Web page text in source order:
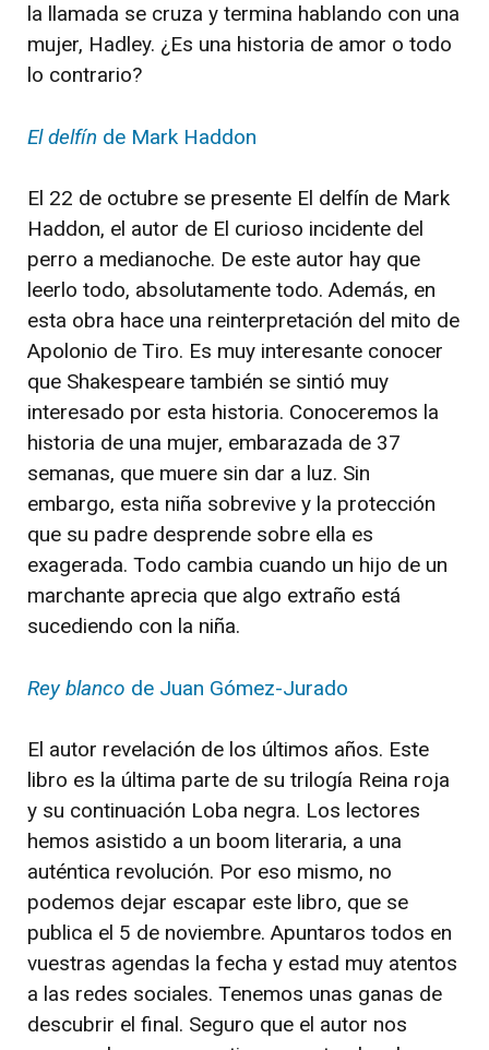
la llamada se cruza y termina hablando con una
mujer, Hadley. ¿Es una historia de amor o todo
lo contrario?
El delfín de Mark Haddon
El 22 de octubre se presente El delfín de Mark
Haddon, el autor de El curioso incidente del
perro a medianoche. De este autor hay que
leerlo todo, absolutamente todo. Además, en
esta obra hace una reinterpretación del mito de
Apolonio de Tiro. Es muy interesante conocer
que Shakespeare también se sintió muy
interesado por esta historia. Conoceremos la
historia de una mujer, embarazada de 37
semanas, que muere sin dar a luz. Sin
embargo, esta niña sobrevive y la protección
que su padre desprende sobre ella es
exagerada. Todo cambia cuando un hijo de un
marchante aprecia que algo extraño está
sucediendo con la niña.
Rey blanco de Juan Gómez-Jurado
El autor revelación de los últimos años. Este
libro es la última parte de su trilogía Reina roja
y su continuación Loba negra. Los lectores
hemos asistido a un boom literaria, a una
auténtica revolución. Por eso mismo, no
podemos dejar escapar este libro, que se
publica el 5 de noviembre. Apuntaros todos en
vuestras agendas la fecha y estad muy atentos
a las redes sociales. Tenemos unas ganas de
descubrir el final. Seguro que el autor nos